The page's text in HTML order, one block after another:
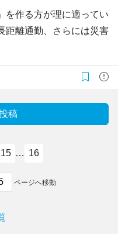
を作る方が理に適ってい
距離通勤、さらには災害
稿
15 … 16
ページへ移動